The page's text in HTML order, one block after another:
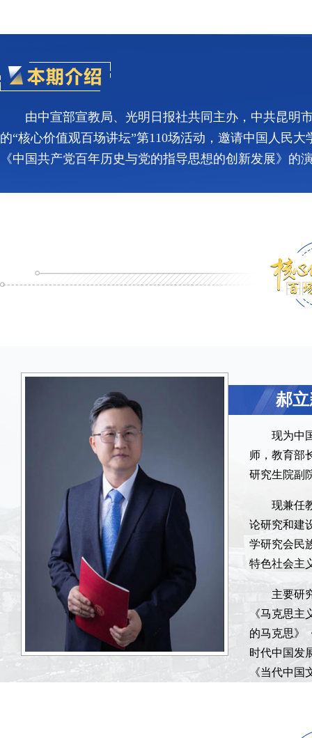
由中宣部宣教局、光明日报社共同主办，中共昆明
的“核心价值观百场讲坛”第110场活动，邀请中国人民
《中国共产党百年历史与党的指导思想的创新发展》的
郝
现为中
师，教育部
研究生院副
现兼任
论研究和建
学研究会民
特色社会主
主要研
《马克思
的马克思》
时代中国发
《当代中
目《马克思